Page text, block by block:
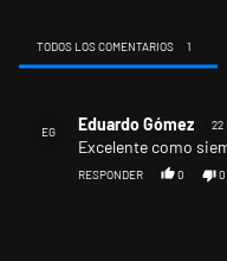
TODOS LOS COMENTARIOS 1
EG Eduardo Gómez 22
Excelente como
RESPONDER 0 0